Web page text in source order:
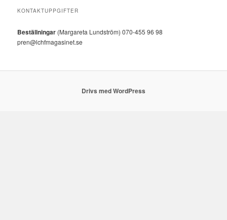
KONTAKTUPPGIFTER
Beställningar (Margareta Lundström) 070-455 96 98
pren@lchfmagasinet.se
Drivs med WordPress